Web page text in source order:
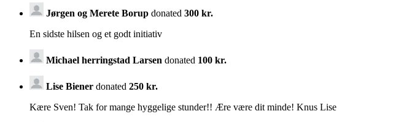
Jørgen og Merete Borup donated 300 kr.
En sidste hilsen og et godt initiativ
Michael herringstad Larsen donated 100 kr.
Lise Biener donated 250 kr.
Kære Sven! Tak for mange hyggelige stunder!! Ære være dit minde! Knus Lise